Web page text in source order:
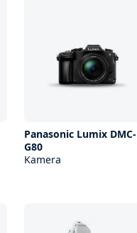
Panasonic Lumix DMC-
G80
Kamera